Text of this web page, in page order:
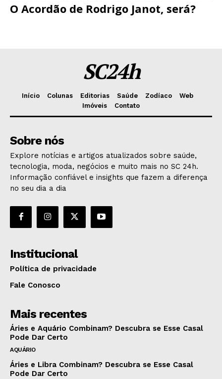
O Acordão de Rodrigo Janot, será?
SC24h
Início Colunas Editorias Saúde Zodíaco
Web
Imóveis
Contato
Sobre nós
Explore notícias e artigos atualizados sobre saúde,
tecnologia, moda, negócios e muito mais no SC 24h.
Informação confiável e insights que fazem a diferença
no seu dia a dia
Institucional
Política de privacidade
Fale Conosco
Mais recentes
Áries e Aquário Combinam? Descubra se Esse Casal
Pode Dar Certo
AQUÁRIO
Áries e Libra Combinam? Descubra se Esse Casal
Pode Dar Certo